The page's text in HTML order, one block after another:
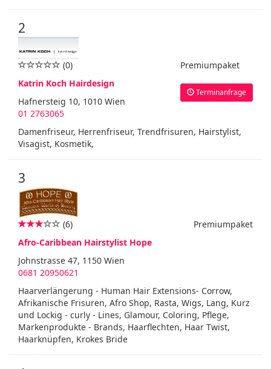
2
Premiumpaket
Terminanfrage
(0)
Katrin Koch Hairdesign
Hafnersteig 10, 1010 Wien
01 2763065
Damenfriseur, Herrenfriseur, Trendfrisuren, Hairstylist,
Visagist, Kosmetik,
3
Premiumpaket
(6)
Afro-Caribbean Hairstylist Hope
Johnstrasse 47, 1150 Wien
0681 20950621
Haarverlängerung - Human Hair Extensions- Corrow,
Afrikanische Frisuren, Afro Shop, Rasta, Wigs, Lang, Kurz
und Lockig - curly - Lines, Glamour, Coloring, Pflege,
Markenprodukte - Brands, Haarflechten, Haar Twist,
Haarknüpfen, Krokes Bride